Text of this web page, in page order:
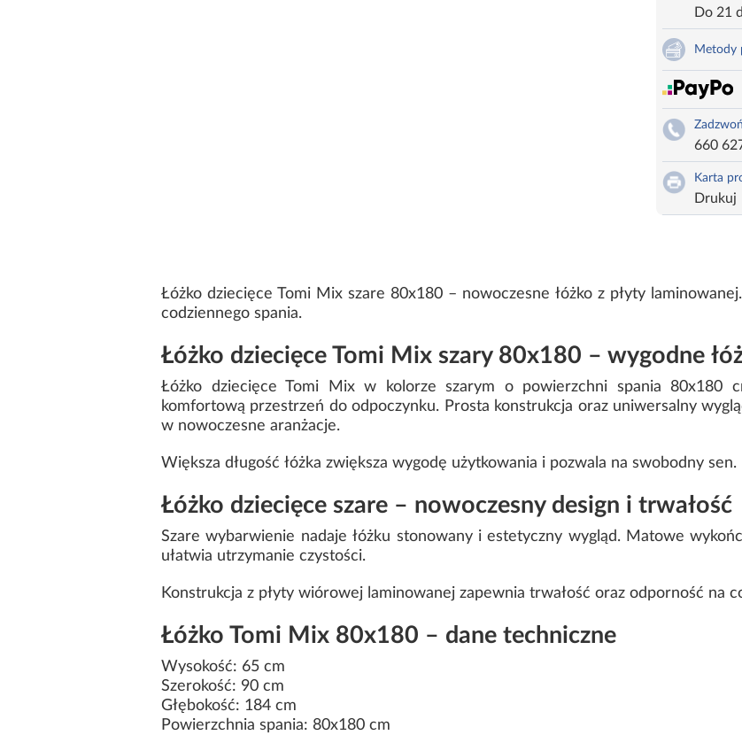
Do 21
Metody
660
Karta
Drukuj
Łóżko dziecięce Tomi Mix szare 80x180 – nowoczesne łóżko z płyty
codziennego spania.
Łóżko dziecięce Tomi Mix szary 80x180 – wygodne
Łóżko dziecięce Tomi Mix w kolorze szarym o powierzchni spania 80x180
komfortową przestrzeń do odpoczynku. Prosta konstrukcja oraz uniwersalny
w nowoczesne aranżacje.
Większa długość łóżka zwiększa wygodę użytkowania i pozwala na swobodny sen.
Łóżko dziecięce szare – nowoczesny design i trwałość
Szare wybarwienie nadaje łóżku stonowany i estetyczny wygląd. Matowe
ułatwia utrzymanie czystości.
Konstrukcja z płyty wiórowej laminowanej zapewnia trwałość oraz odporność na
Łóżko Tomi Mix 80x180 – dane techniczne
Wysokość: 65 cm
Szerokość: 90 cm
Głębokość: 184 cm
Powierzchnia spania: 80x180 cm